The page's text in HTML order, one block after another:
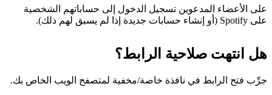
على الأعضاء المدعوين تسجيل الدخول إلى حساباتهم الشخصية
على Spotify (أو إنشاء حسابات جديدة إذا لم يسبق لهم ذلك).
هل انتهت صلاحية الرابط؟
جرِّب فتح الرابط في نافذة خاصة/مخفية لمتصفح الويب الخاص بك.